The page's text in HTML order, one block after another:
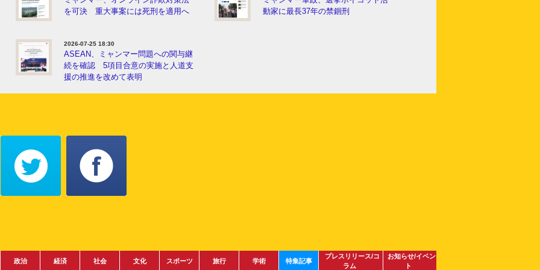
を可決 重大事案には死刑を適用へ
動家に最長37年の禁錮刑
2026-07-25 18:30
ASEAN、ミャンマー問題への関与継
続を確認 5項目合意の実施と人道支
援の推進を改めて表明
政治 経済 社会 文化 スポーツ 旅行 学術 特集記事
プレスリリース/コ
ラム
お知らせ/イベン
ト